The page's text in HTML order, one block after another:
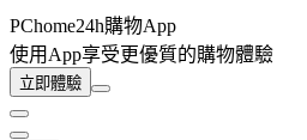
PChome24h購物App
使用App享受更優質的購物體驗
立即體驗